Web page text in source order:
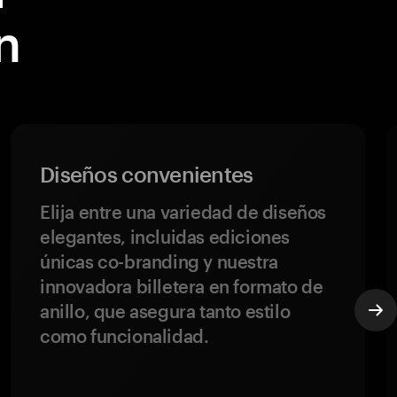
Diseños convenientes
Elija entre una variedad de diseños
elegantes, incluidas ediciones
únicas co-branding y nuestra
innovadora billetera en formato de
anillo, que asegura tanto estilo
como funcionalidad.